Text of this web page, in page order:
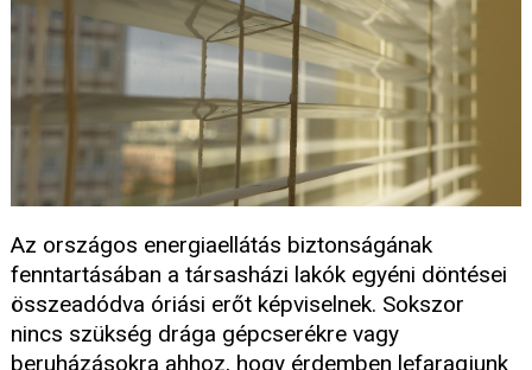
Az országos energiaellátás biztonságának
fenntartásában a társasházi lakók egyéni döntései
összeadódva óriási erőt képviselnek. Sokszor
nincs szükség drága gépcserékre vagy
beruházásokra ahhoz, hogy érdemben lefaragjunk